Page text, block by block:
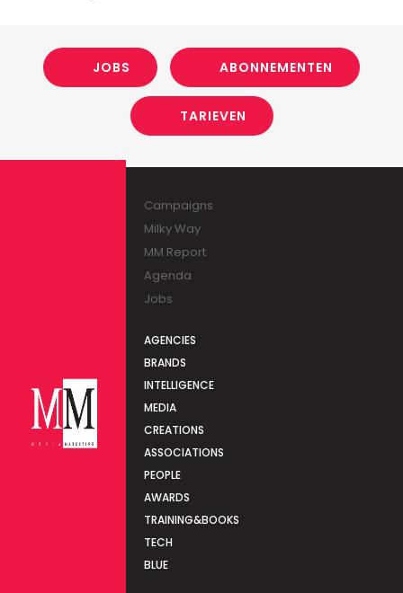
JOBS ABONNEMENTEN
TARIEVEN
Campaigns
Milky Way
MM Report
Agenda
Jobs
AGENCIES
BRANDS
INTELLIGENCE
MEDIA
CREATIONS
ASSOCIATIONS
PEOPLE
AWARDS
TRAINING&BOOKS
TECH
BLUE